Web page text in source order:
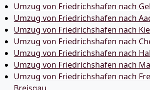
Umzug von Friedrichshafen nach
Umzug von Friedrichshafen nach
Umzug von Friedrichshafen nach
Umzug von Friedrichshafen nach
Umzug von Friedrichshafen nach
Umzug von Friedrichshafen nach
Umzug von Friedrichshafen nach
Breisgau